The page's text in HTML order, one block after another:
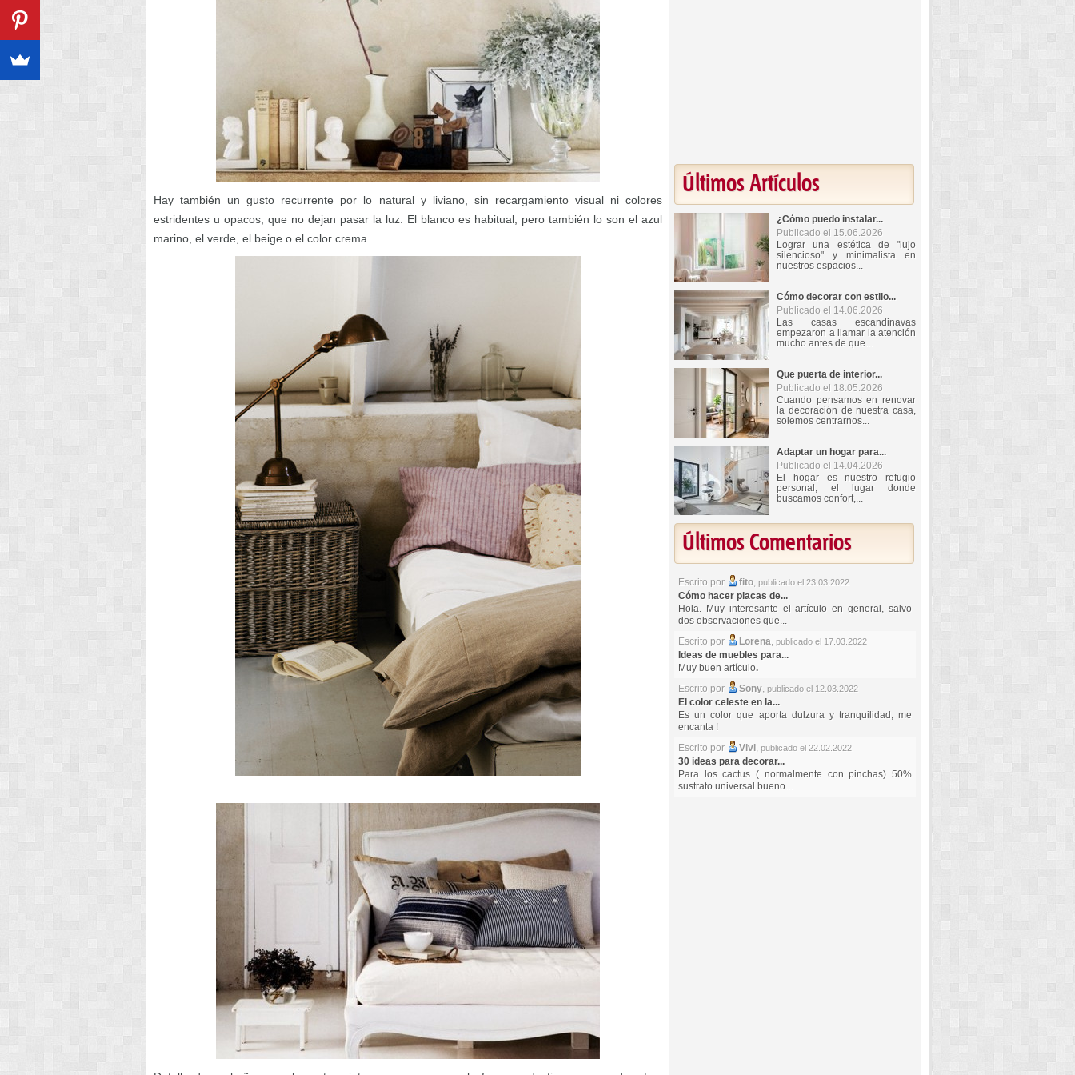
Hay también un gusto recurrente por lo natural y liviano, sin recargamiento visual ni colores
estridentes u opacos, que no dejan pasar la luz. El blanco es habitual, pero también lo son el azul
marino, el verde, el beige o el color crema.
Últimos Artículos
¿Cómo puedo instalar...
Publicado el 15.06.2026
Lograr una estética de "lujo
silencioso" y minimalista en
nuestros espacios...
Cómo decorar con estilo...
Publicado el 14.06.2026
Las casas escandinavas
empezaron a llamar la atención
mucho antes de que...
Que puerta de interior...
Publicado el 18.05.2026
Cuando pensamos en renovar
la decoración de nuestra casa,
solemos centrarnos...
Adaptar un hogar para...
Publicado el 14.04.2026
El hogar es nuestro refugio
personal, el lugar donde
buscamos confort,...
Últimos Comentarios
Escrito por fito, publicado el 23.03.2022
Cómo hacer placas de...
Hola. Muy interesante el artículo en general, salvo
dos observaciones que...
Escrito por
Lorena, publicado el 17.03.2022
Ideas de muebles para...
Muy buen artículo.
Escrito por
Sony, publicado el 12.03.2022
El color celeste en la...
Es un color que aporta dulzura y tranquilidad, me
encanta !
Escrito por
Vivi, publicado el 22.02.2022
30 ideas para decorar...
Para los cactus ( normalmente con pinchas) 50%
sustrato universal bueno...